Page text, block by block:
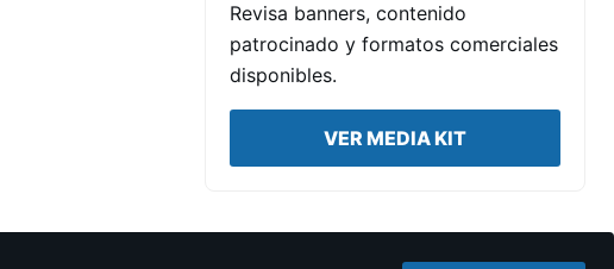
Revisa banners, contenido
patrocinado y formatos comerciales
disponibles.
VER MEDIA KIT